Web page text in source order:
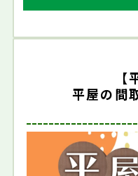
【
平屋の間